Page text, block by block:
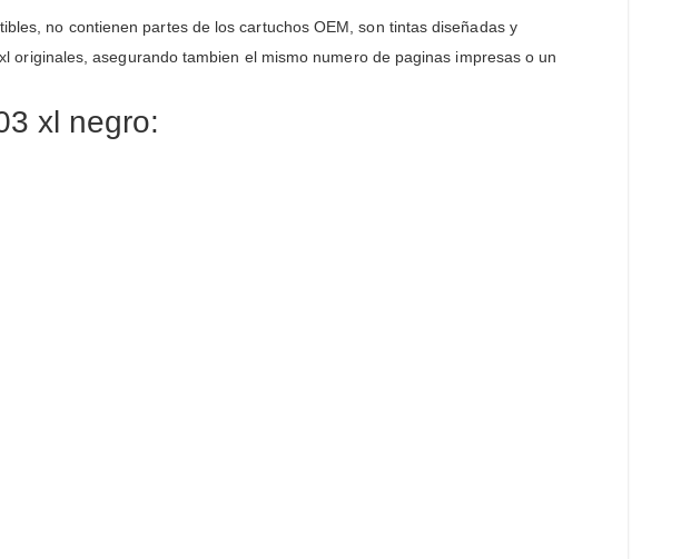
no contienen partes de los cartuchos OEM, son tintas diseñadas y
asegurando tambien el mismo numero de paginas impresas o un
xl negro: